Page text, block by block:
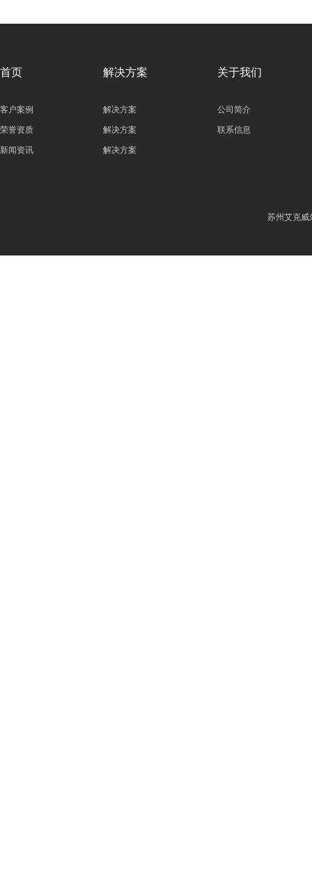
首页
客户案例
荣誉资质
新闻资讯
解决方案
解决方案
解决方案
解决方案
关于我们
公司简介
联系信息
苏州艾克威